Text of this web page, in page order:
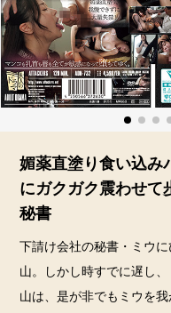
媚薬直塗り食い込み
にガクガク震わせて
秘書
下請け会社の秘書・ミウ
山。しかし時すでに遅し
山は、是が非でもミウを